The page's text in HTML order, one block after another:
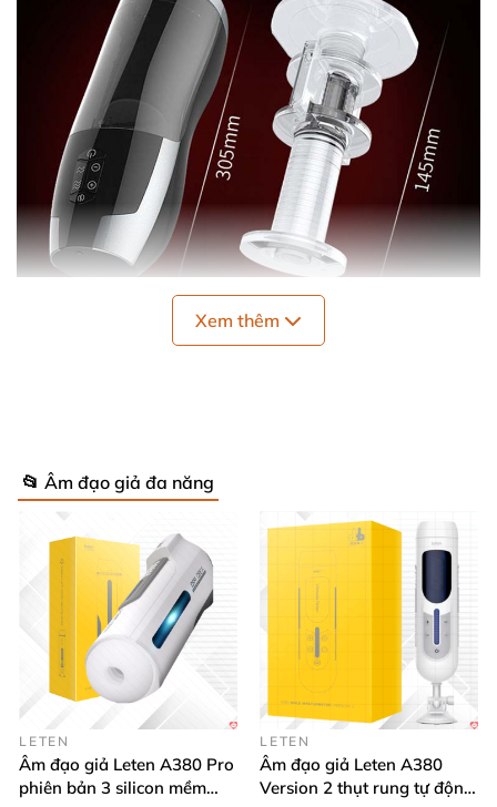
thỏa mãn cảm giácmà còn hỗ trợ luyện tập kiểm
soát xuất tinh
, cải thiện sinh lý chocác quý ông độc
hoặc xa vợ, người yêu.
Xem thêm
📂 Âm đạo giả đa năng
LETEN
Âm đạo giả Leten A380 Pro
phiên bản 3 silicon mềm
LETEN
Âm đạo giả Leten A380
Version 2 thụt rung tự động,